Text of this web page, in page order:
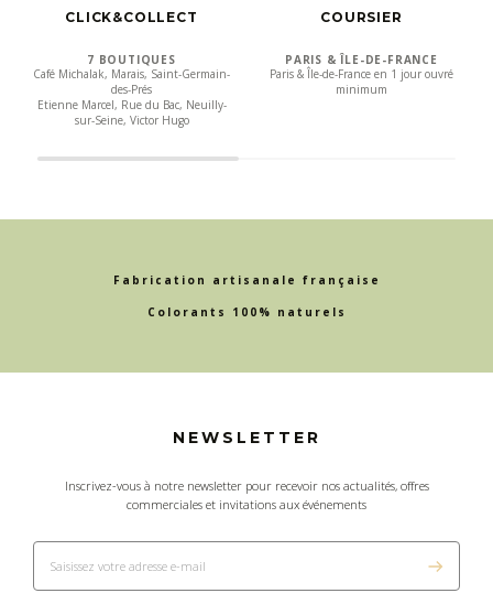
CLICK&COLLECT
7 BOUTIQUES
Café Michalak, Marais, Saint-Germain-
des-Prés
Etienne Marcel, Rue du Bac, Neuilly-
sur-Seine, Victor Hugo
COURSIER
PARIS & ÎLE-DE-FRANCE
Paris & Île-de-France en 1 jour ouvré
minimum
Fabrication artisanale française
Colorants 100% naturels
NEWSLETTER
Inscrivez-vous à notre newsletter pour recevoir nos actualités, offres
commerciales et invitations aux événements